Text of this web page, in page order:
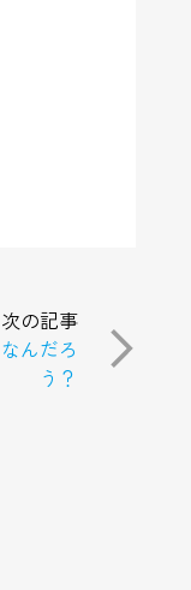
次の記事
んだろ
う？